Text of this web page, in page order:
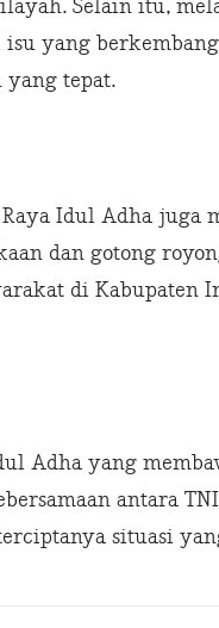
Selain itu,
isu yang
yang tepat.
Idul Adha juga
dan gotong
di Kabupaten
Adha yang
antara
situasi